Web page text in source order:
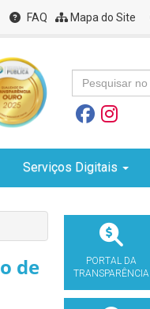
FAQ Mapa do Site
Serviços Digitais
de
PORTAL DA
TRANSPARÊNCIA